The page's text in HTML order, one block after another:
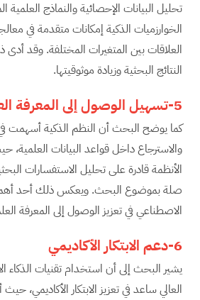
تحليل البيانات الإحصائية والنماذج العلمية
الخوارزميات الذكية إمكانات متقدمة في
العلاقات بين المتغيرات المختلفة. وقد
النتائج البحثية وزيادة موثوقيتها.
5-تسهيل الوصول إلى المعرفة العلمية
كما يوضح البحث أن النظم الذكية أسهمت
والاسترجاع داخل قواعد البيانات
الأنظمة قادرة على تحليل الاستفسارات
صلة بموضوع البحث. ويعكس ذلك أحد أهم
الاصطناعي في تعزيز الوصول إلى المعرفة
6-دعم الابتكار الأكاديمي
يشير البحث إلى أن استخدام تقنيات الذكاء
العالي ساعد في تعزيز الابتكار الأكاديمي،